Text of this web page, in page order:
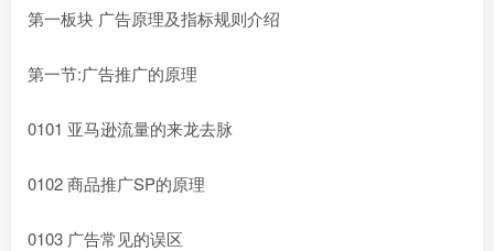
第一板块 广告原理及指标规则介绍
第一节:广告推广的原理
0101 亚马逊流量的来龙去脉
0102 商品推广SP的原理
0103 广告常见的误区